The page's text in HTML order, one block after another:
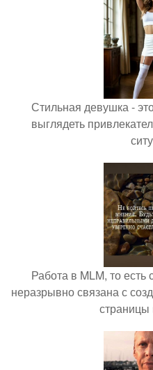
Стильная девушка -
выглядеть
Работа в MLM, то есть
неразрывно связана с
страницы